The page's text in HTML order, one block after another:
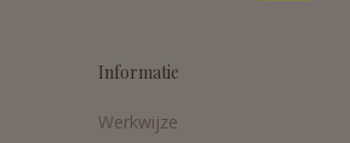
Informatie
Werkwijze